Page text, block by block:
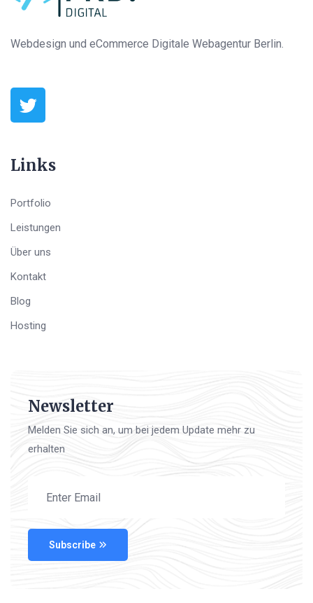
Webdesign und eCommerce Digitale Webagentur Berlin.
Links
Portfolio
Leistungen
Über uns
Kontakt
Blog
Hosting
Newsletter
Melden Sie sich an, um bei jedem Update mehr zu
erhalten
Subscribe